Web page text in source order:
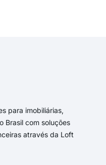
para imobiliárias,
Brasil com soluções
através da Loft